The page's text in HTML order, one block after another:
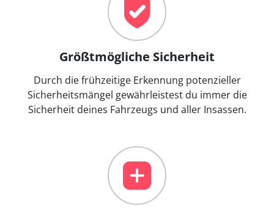
Größtmögliche Sicherheit
Durch die frühzeitige Erkennung potenzieller
Sicherheitsmängel gewährleistest du immer die
Sicherheit deines Fahrzeugs und aller Insassen.